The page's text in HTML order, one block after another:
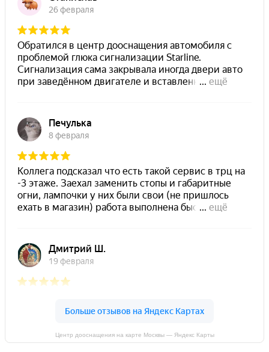
Центр дооснащения на карте Москвы — Яндекс Карты